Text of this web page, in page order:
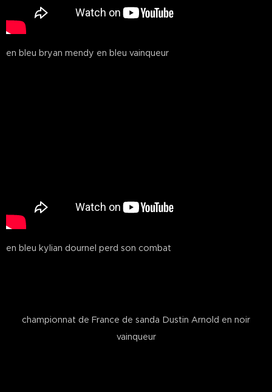
en bleu bryan mendy en bleu vainqueur
en bleu kylian dournel perd son combat
championnat de France de sanda Dustin Arnold en noir
vainqueur